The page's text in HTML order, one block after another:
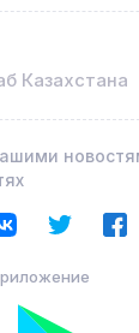
Казахстана